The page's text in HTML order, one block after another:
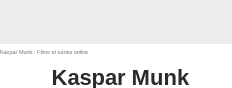
Kaspar Munk : Films et séries online
Kaspar Munk